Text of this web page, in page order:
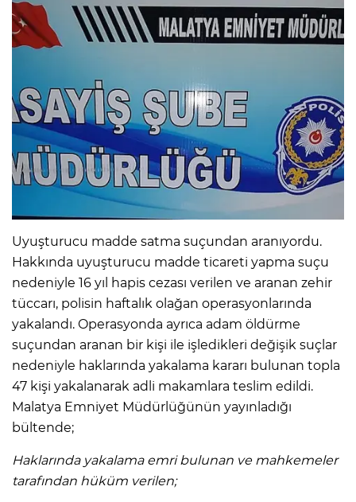
Uyuşturucu madde satma suçundan aranıyordu.
Hakkında uyuşturucu madde ticareti yapma suçu
nedeniyle 16 yıl hapis cezası verilen ve aranan zehir
tüccarı, polisin haftalık olağan operasyonlarında
yakalandı. Operasyonda ayrıca adam öldürme
suçundan aranan bir kişi ile işledikleri değişik suçlar
nedeniyle haklarında yakalama kararı bulunan topla
47 kişi yakalanarak adli makamlara teslim edildi.
Malatya Emniyet Müdürlüğünün yayınladığı
bültende;
Haklarında yakalama emri bulunan ve mahkemeler
tarafından hüküm verilen;